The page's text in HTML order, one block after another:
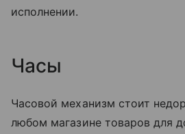
исполнении.
Часы
Часовой механизм стоит
любом магазине товаров для